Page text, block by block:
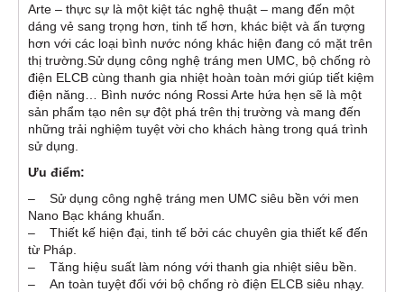
Arte – thực sự là một kiệt tác nghệ thuật – mang đến một
dáng vẻ sang trọng hơn, tinh tế hơn, khác biệt và ấn tượng
hơn với các loại bình nước nóng khác hiện đang có mặt trên
thị trường.Sử dụng công nghệ tráng men UMC, bộ chống rò
điện ELCB cùng thanh gia nhiệt hoàn toàn mới giúp tiết kiệm
điện năng… Bình nước nóng Rossi Arte hứa hẹn sẽ là một
sản phẩm tạo nên sự đột phá trên thị trường và mang đến
những trải nghiệm tuyệt vời cho khách hàng trong quá trình
sử dụng.
Ưu điểm:
– Sử dụng công nghệ tráng men UMC siêu bền với men
Nano Bạc kháng khuẩn.
– Thiết kế hiện đại, tinh tế bởi các chuyên gia thiết kế đến
từ Pháp.
– Tăng hiệu suất làm nóng với thanh gia nhiệt siêu bền.
– An toàn tuyệt đối với bộ chống rò điện ELCB siêu nhạy.